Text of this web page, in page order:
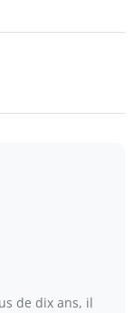
de dix ans, il